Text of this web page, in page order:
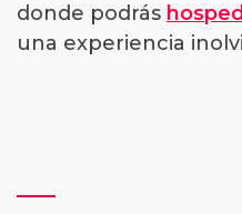
donde podrás
una experiencia